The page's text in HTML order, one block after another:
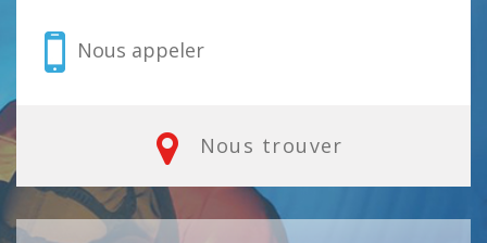
Nous appeler
Nous trouver